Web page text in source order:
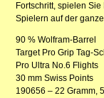
Fortschritt, spielen
Spielern auf der
90 % Wolfram-Barrel
Target Pro Grip Tag-
Pro Ultra No.6 Flights
30 mm Swiss Points
190656 – 22 Gramm,